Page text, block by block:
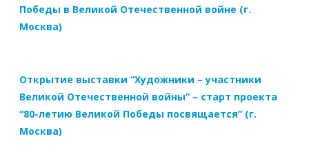
Победы в Великой Отечественной войне (г.
Москва)
Открытие выставки “Художники – участники
Великой Отечественной войны” – старт проекта
“80-летию Великой Победы посвящается” (г.
Москва)